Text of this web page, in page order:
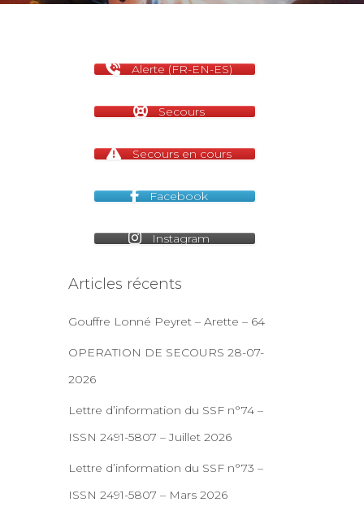
Alerte (FR-EN-ES)
Secours
Secours en cours
Facebook
Instagram
Articles récents
Gouffre Lonné Peyret – Arette – 64
OPERATION DE SECOURS 28-07-
2026
Lettre d’information du SSF n°74 –
ISSN 2491-5807 – Juillet 2026
Lettre d’information du SSF n°73 –
ISSN 2491-5807 – Mars 2026